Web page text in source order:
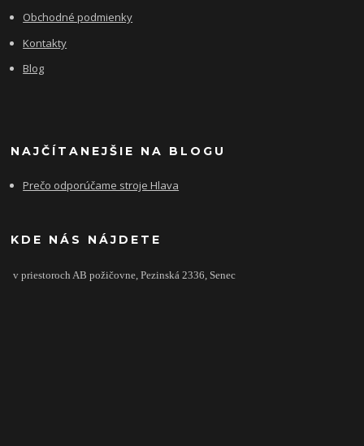
Obchodné podmienky
Kontakty
Blog
NAJČÍTANEJŠIE NA BLOGU
Prečo odporúčame stroje Hlava
KDE NÁS NÁJDETE
v priestoroch AB požičovne,Pezinská 2336, Senec